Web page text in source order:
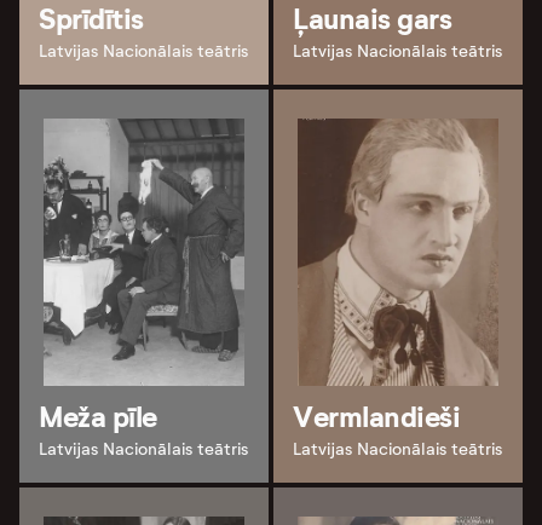
Sprīdītis
Latvijas Nacionālais teātris
Ļaunais gars
Latvijas Nacionālais teātris
Meža pīle
Latvijas Nacionālais teātris
Vermlandieši
Latvijas Nacionālais teātris